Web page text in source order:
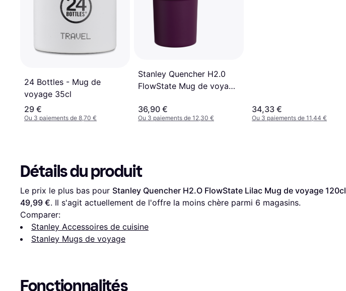
24 Bottles - Mug de
voyage 35cl
29 €
Ou 3 paiements de 8,70 €
Stanley Quencher H2.0
FlowState Mug de voyage
36,90 €
Ou 3 paiements de 12,30 €
34,33 €
Ou 3 paiements de 11,44 €
Détails du produit
Le prix le plus bas pour Stanley Quencher H2.O FlowState Lilac Mug de voyage 120cl
49,99 €. Il s'agit actuellement de l'offre la moins chère parmi 6 magasins.
Comparer:
Stanley Accessoires de cuisine
Stanley Mugs de voyage
Fonctionnalités